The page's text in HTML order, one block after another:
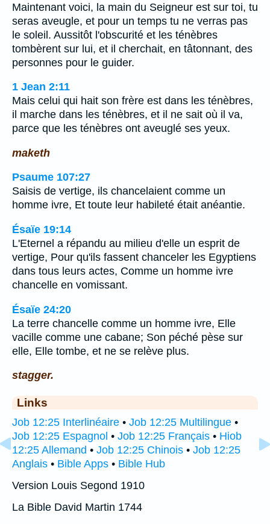
Maintenant voici, la main du Seigneur est sur toi, tu
seras aveugle, et pour un temps tu ne verras pas
le soleil. Aussitôt l'obscurité et les ténèbres
tombèrent sur lui, et il cherchait, en tâtonnant, des
personnes pour le guider.
1 Jean 2:11
Mais celui qui hait son frère est dans les ténèbres,
il marche dans les ténèbres, et il ne sait où il va,
parce que les ténèbres ont aveuglé ses yeux.
maketh
Psaume 107:27
Saisis de vertige, ils chancelaient comme un
homme ivre, Et toute leur habileté était anéantie.
Ésaïe 19:14
L'Eternel a répandu au milieu d'elle un esprit de
vertige, Pour qu'ils fassent chanceler les Egyptiens
dans tous leurs actes, Comme un homme ivre
chancelle en vomissant.
Ésaïe 24:20
La terre chancelle comme un homme ivre, Elle
vacille comme une cabane; Son péché pèse sur
elle, Elle tombe, et ne se relève plus.
stagger.
Links
Job 12:25 Interlinéaire • Job 12:25 Multilingue •
Job 12:25 Espagnol • Job 12:25 Français • Hiob
12:25 Allemand • Job 12:25 Chinois • Job 12:25
Anglais • Bible Apps • Bible Hub
Version Louis Segond 1910
La Bible David Martin 1744